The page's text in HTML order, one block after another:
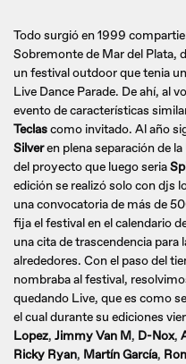
Todo surgió en 1999
Sobremonte de Mar del Plata,
un festival outdoor que tenia
Live Dance Parade. De ahí, al
evento de características
Teclascomo invitado. Al año
Silveren plena separación de la
del proyecto que luego seria
edición se realizó solo con djs
una convocatoria de más de
fija el festival en el calendario
una cita de trascendencia para
alrededores. Con el paso del
nombraba al festival,
quedando Live, que es como
el cual durante su ediciones
Lopez, Jimmy Van M, D-Nox,
Ricky Ryan, Martín García,